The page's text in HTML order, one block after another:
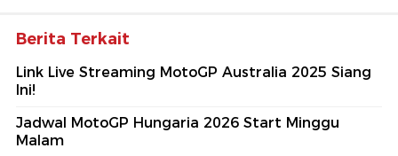
Berita Terkait
Link Live Streaming MotoGP Australia 2025 Siang
Ini!
Jadwal MotoGP Hungaria 2026 Start Minggu
Malam